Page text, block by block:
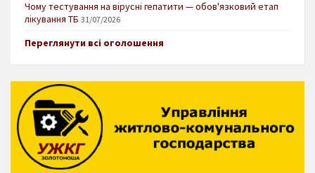
Чому тестування на вірусні гепатити — обов'язковий етап
лікування ТБ 31/07/2026
Переглянути всі оголошення